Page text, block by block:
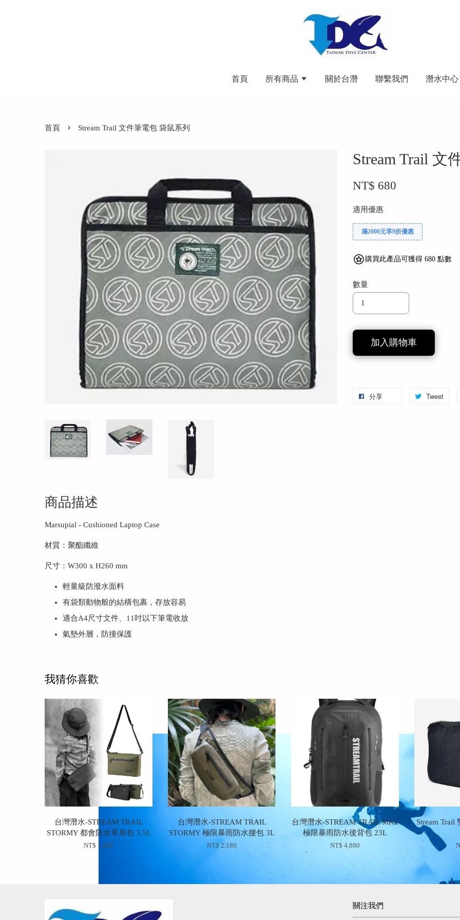
首頁 所有商品 關於台潛 聯繫我們 潛水中心
首頁 › Stream Trail 文件筆電包 袋鼠系列
Stream Trail 文
NT$ 680
適用優惠
滿2000元享9折優惠
購買此產品可獲得 680 點數
數量
加入購物車
分享 Tweet
商品描述
Marsupial - Cushioned Laptop Case
材質：聚酯纖維
尺寸：W300 x H260 mm
輕量級防潑水面料
有袋類動物般的結構包裹，存放容易
適合A4尺寸文件、11吋以下筆電收放
氣墊外層，防撞保護
我猜你喜歡
台灣潛水-STREAM TRAIL
STORMY 都會防水單肩包 3.5L
NT$ 1,880
台灣潛水-STREAM TRAIL
STORMY 極限暴雨防水腰包 3L
NT$ 2,180
台灣潛水-STREAM TRAIL MK2
極限暴雨防水後背包 23L
NT$ 4,880
Stream Trail
關注我們